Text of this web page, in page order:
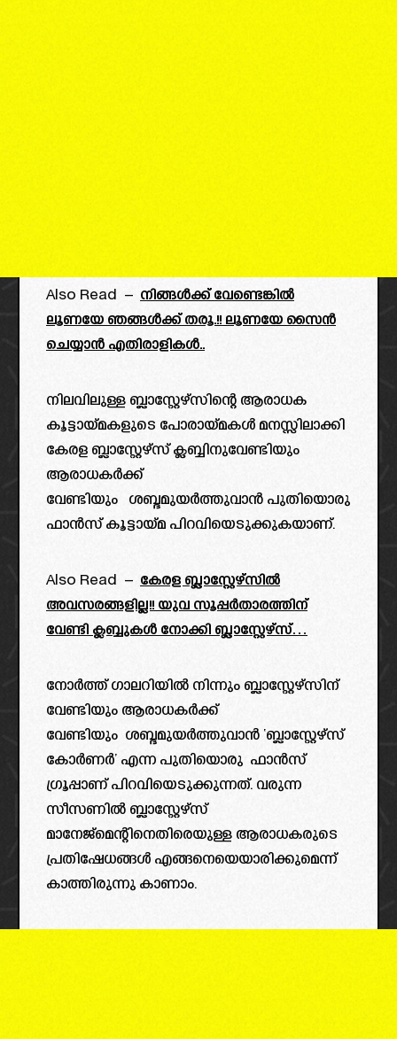
Also Read – നിങ്ങൾക്ക് വേണ്ടെങ്കിൽ
ലൂണയേ ഞങ്ങൾക്ക് തരൂ.!! ലൂണയേ സൈൻ
ചെയ്യാൻ എതിരാളികൾ..
നിലവിലുള്ള ബ്ലാസ്റ്റേഴ്സിന്റെ ആരാധക
കൂട്ടായ്മകളുടെ പോരായ്മകൾ മനസ്സിലാക്കി
കേരള ബ്ലാസ്റ്റേഴ്സ് ക്ലബ്ബിനുവേണ്ടിയും
ആരാധകർക്ക്
വേണ്ടിയും ശബ്ദമുയർത്തുവാൻ പുതിയൊരു
ഫാൻസ് കൂട്ടായ്മ പിറവിയെടുക്കുകയാണ്.
Also Read – കേരള ബ്ലാസ്റ്റേഴ്സിൽ
അവസരങ്ങളില്ല!! യുവ സൂപ്പർതാരത്തിന്
വേണ്ടി ക്ലബ്ബുകൾ നോക്കി ബ്ലാസ്റ്റേഴ്‌സ്…
നോർത്ത് ഗാലറിയിൽ നിന്നും ബ്ലാസ്റ്റേഴ്സിന്
വേണ്ടിയും ആരാധകർക്ക്
വേണ്ടിയും ശബ്ദമുയർത്തുവാൻ ‘ബ്ലാസ്റ്റേഴ്സ്
കോർണർ’ എന്ന പുതിയൊരു ഫാൻസ്‌
ഗ്രൂപ്പാണ് പിറവിയെടുക്കുന്നത്. വരുന്ന
സീസണിൽ ബ്ലാസ്റ്റേഴ്സ്
മാനേജ്മെന്റിനെതിരെയുള്ള ആരാധകരുടെ
പ്രതിഷേധങ്ങൾ എങ്ങനെയെയാരിക്കുമെന്ന്
കാത്തിരുന്നു കാണാം.